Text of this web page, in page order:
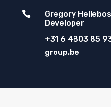

Gregory
Developer
+31 6 4803
group.be